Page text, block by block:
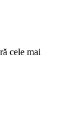
cele mai